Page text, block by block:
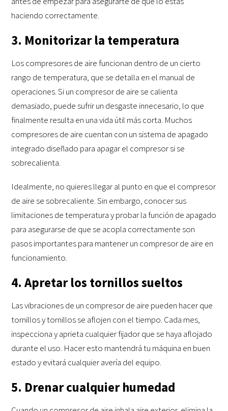
haciendo correctamente.
3. Monitorizar la temperatura
Los compresores de aire funcionan dentro de un cierto
rango de temperatura, que se detalla en el manual de
operaciones. Si un compresor de aire se calienta
demasiado, puede sufrir un desgaste innecesario, lo que
finalmente resulta en una vida útil más corta. Muchos
compresores de aire cuentan con un sistema de apagado
integrado diseñado para apagar el compresor si se
sobrecalienta.
Idealmente, no quieres llegar al punto en que el compresor
de aire se sobrecaliente. Sin embargo, conocer sus
limitaciones de temperatura y probar la función de apagado
para asegurarse de que se acopla correctamente son
pasos importantes para mantener un compresor de aire en
funcionamiento.
4. Apretar los tornillos sueltos
Las vibraciones de un compresor de aire pueden hacer que
tornillos y tornillos se aflojen con el tiempo. Cada mes,
inspecciona y aprieta cualquier fijador que se haya aflojado
durante el uso. Hacer esto mantendrá tu máquina en buen
estado y evitará cualquier avería del equipo.
5. Drenar cualquier humedad